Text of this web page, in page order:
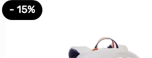
- 15%